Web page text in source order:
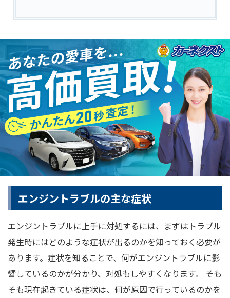
エンジントラブルの主な症状
エンジントラブルに上手に対処するには、まずはトラブル
発生時にはどのような症状が出るのかを知っておく必要が
あります。症状を知ることで、何がエンジントラブルに影
響しているのかが分かり、対処もしやすくなります。 そも
そも現在起きている症状は、何が原因で行っているのかを